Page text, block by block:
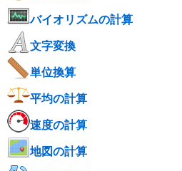
バイオリズムの計算
文字変換
単位換算
平均の計算
速度の計算
地図の計算